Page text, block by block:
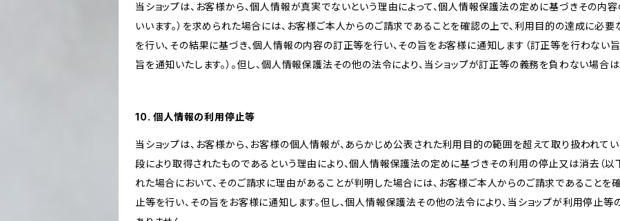
当ショップは、お客様から、個人情報が真実でないという理由によって、個人情報保護法の定めに基づきその内容
いいます。）を求められた場合には、お客様ご本人からのご請求であることを確認の上で、利用目的の達成に必
を行い、その結果に基づき、個人情報の内容の訂正等を行い、その旨をお客様に通知します（訂正等を行わない
旨を通知いたします。）。但し、個人情報保護法その他の法令により、当ショップが訂正等の義務を負わない場合は
10. 個人情報の利用停止等
当ショップは、お客様から、お客様の個人情報が、あらかじめ公表された利用目的の範囲を超えて取り扱われて
段により取得されたものであるという理由により、個人情報保護法の定めに基づきその利用の停止又は消去（以下
れた場合において、そのご請求に理由があることが判明した場合には、お客様ご本人からのご請求であることを
止等を行い、その旨をお客様に通知します。但し、個人情報保護法その他の法令により、当ショップが利用停止